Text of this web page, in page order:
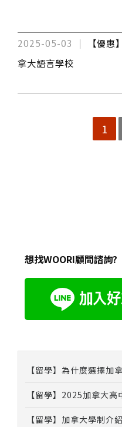
2025-05-03 【優
拿大語言學校
1
想找WOORI顧問諮詢?
【留學】為什麼選擇加
【留學】2025加拿大高
【留學】加拿大學制介紹